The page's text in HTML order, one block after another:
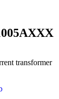
transformer